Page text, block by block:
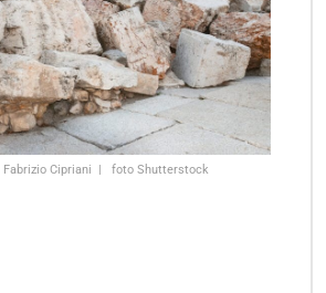
Cipriani
foto Shutterstock